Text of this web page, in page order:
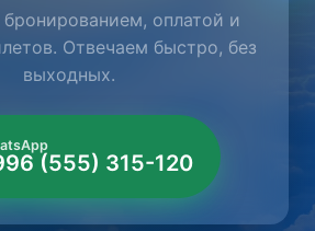
оплатой и
Отвечаем быстро, без
выходных.
(555) 315-120